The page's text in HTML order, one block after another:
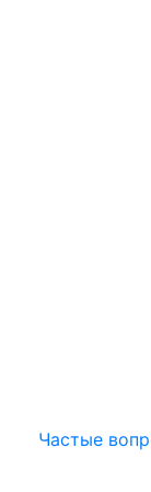
Частые